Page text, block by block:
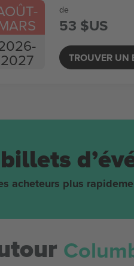
-
-
2027
de
53 $US
TROUVER UN
acheteurs plus